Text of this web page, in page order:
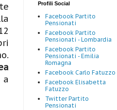
Profili Social
Facebook Partito
Pensionati
Facebook Partito
Pensionati - Lombardia
Facebook Partito
Pensionati - Emilia
Romagna
Facebook Carlo Fatuzzo
Facebook Elisabetta
Fatuzzo
Twitter Partito
Pensionati